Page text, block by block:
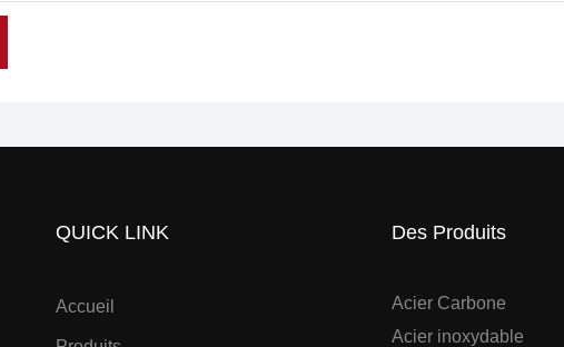
QUICK LINK
Accueil
Des Produits
Acier Carbone
Acier inoxydable